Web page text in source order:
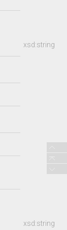
xsd:string
xsd:string